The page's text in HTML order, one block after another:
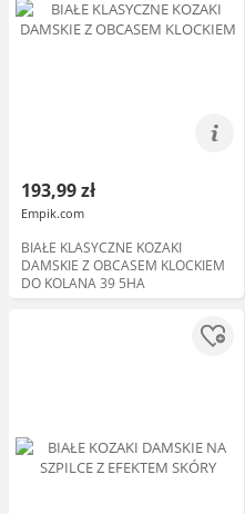
193,99 zł
Empik.com
BIAŁE KLASYCZNE KOZAKI
DAMSKIE Z OBCASEM KLOCKIEM
DO KOLANA 39 5HA